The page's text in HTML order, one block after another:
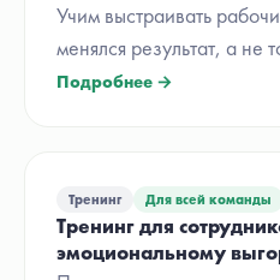
Учим выстраивать
менялся результат, а не
Подробнее →
Тренинг Для всей команды
Тренинг для
эмоциональному